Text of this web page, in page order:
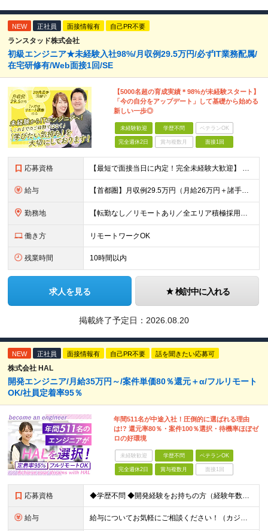
NEW 正社員 面接情報有 自己PR不要
ランスタッド株式会社
初級エンジニア★未経験入社98%/月収例29.5万円/必ずIT業務配属/
在宅研修有/Web面接1回/SE
【5000名超の育成実績＊98%が未経験スタート】
「今の自分をアップデート」して基礎から始める
新しい一歩◎
未経験歓迎 学歴不問 ベテランOK
完全週休2日 賞与複数月 面接1回
応募資格 【最短で面接当日に内定！完全未経験大歓迎】 ・業種／職種未経験歓迎 ・社会人デビュー、第二新卒、既卒者大歓迎 ・学歴不問（文系、理系不問） ・20代～30代、男女問わず活躍中 ・服装、髪色自由 ・明確
給与 【首都圏】月収例29.5万円（月給26万円＋諸手当） 【東海・関西】月収例28.5万円（月給25万円＋諸手当） 【九州】月収例26万円（月給23万円＋諸手当） ※経験・スキル・前職給与を踏まえ、総合
勤務地 【転勤なし／リモートあり／全エリア積極採用】 ・大手企業のプロジェクト中心 ・勤務エリアや配属先は希望を考慮 ・研修はリモートメインで実施 ・UIターン歓迎 ＜主なエリア＞ ■首都圏…東京・神奈川・
働き方 リモートワークOK
残業時間 10時間以内
求人を見る 検討中に入れる
掲載終了予定日： 2026.08.20
NEW 正社員 面接情報有 自己PR不要 話を聞きたい応募可
株式会社 HAL
開発エンジニア/月給35万円～/案件単価80％還元＋α/フルリモート
OK/社員定着率95％
年間511名が中途入社！圧倒的に選ばれる理由
は!? 還元率80％・案件100％選択・待機率ほぼゼ
ロの好環境
未経験歓迎 学歴不問 ベテランOK
完全週休2日 賞与複数月 面接1回
応募資格 ◆学歴不問 ◆開発経験をお持ちの方（経験年数不問） ＜こんな方は大歓迎！＞ ◎今の収入をもっと増やしたい ◎もっと上流の案件で活躍したい ◎将来のキャリアにつながる案件に携わりたい ◎自分のやりたい
給与 給与についてお気軽にご相談ください！（カジュアル面談可能） 月給35万円～＋各種手当＋賞与2回 ※固定残業代は、時間外労働の有無に関わらず40時間分を87,500円～支給 ※超過分は別途支給 ※試用